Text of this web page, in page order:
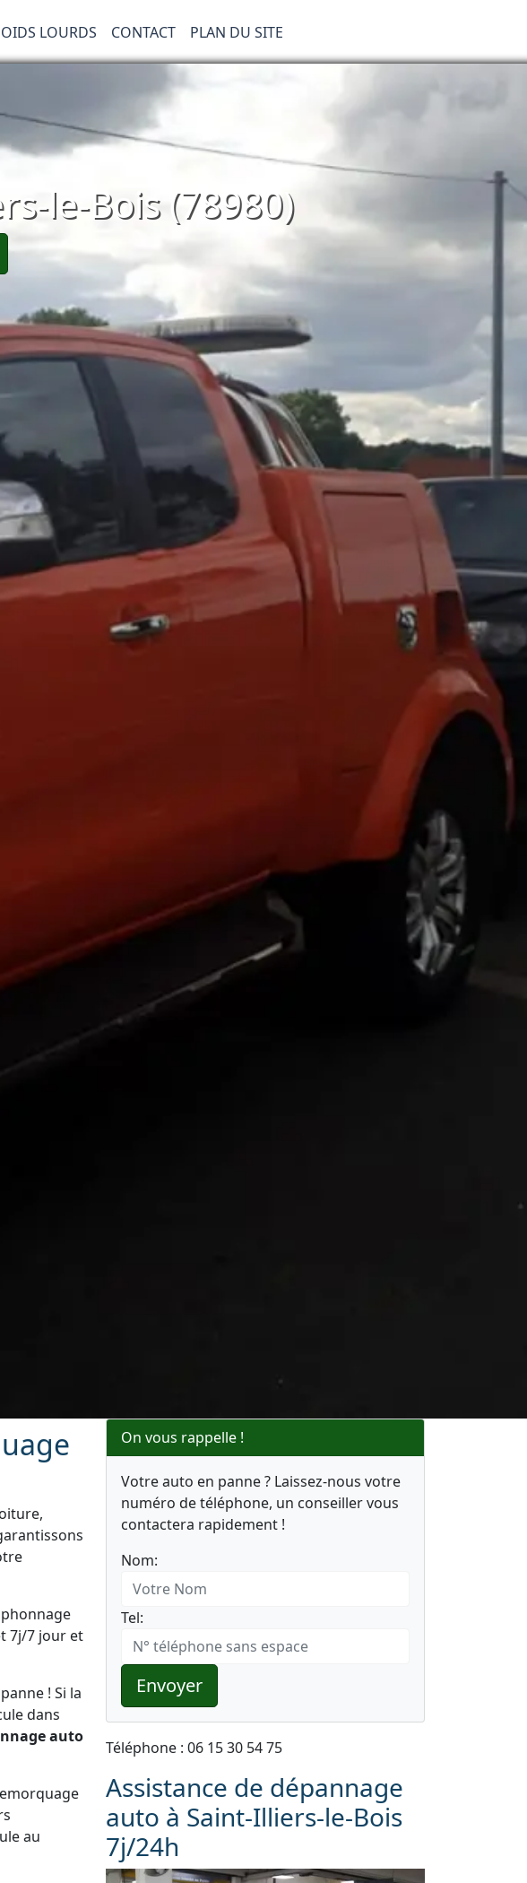
LOURDS CONTACT PLAN DU SITE
le-Bois (78980)
7j/7 jour et
! Si la
dans
auto
au
On vous rappelle !
Votre auto en panne ? Laissez-nous votre
numéro de téléphone, un conseiller vous
contactera rapidement !
Nom:
Tel:
Envoyer
Téléphone : 06 15 30 54 75
Assistance de dépannage
auto à Saint-Illiers-le-Bois
7j/24h